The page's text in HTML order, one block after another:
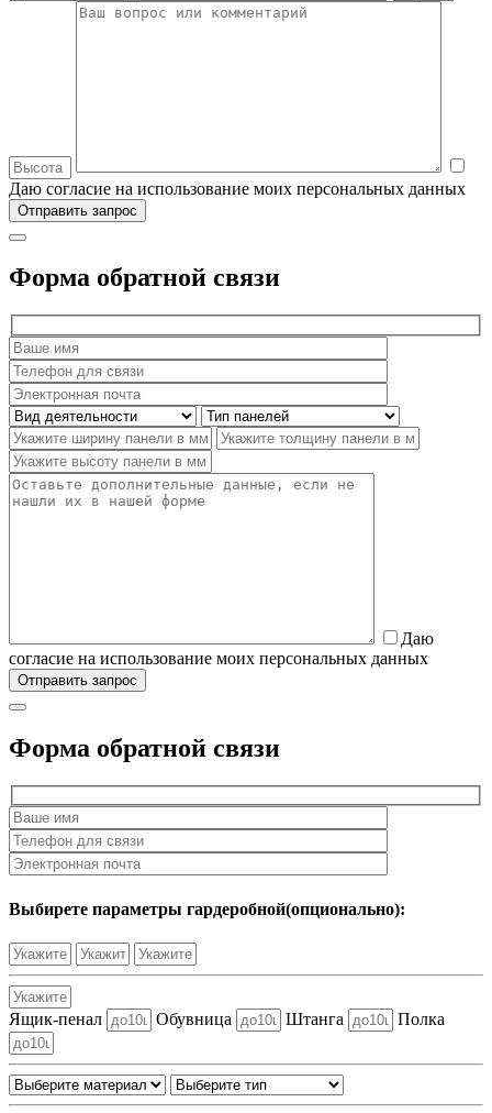
Даю согласие на использование моих персональных данных
Форма обратной связи
Даю
согласие на использование моих персональных данных
Форма обратной связи
Выбирете параметры гардеробной(опционально):
Ящик-пенал Обувница Штанга Полка